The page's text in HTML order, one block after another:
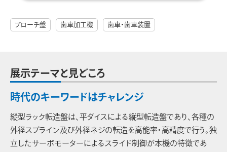
ブローチ盤 歯車加工機 歯車・歯車装置
展示テーマと見どころ
時代のキーワードはチャレンジ
縦型ラック転造盤は、平ダイスによる縦型転造盤であり、各種の
外径スプライン及び外径ネジの転造を高能率・高精度で行う。独
立したサーボモーターによるスライド制御が本機の特徴であ